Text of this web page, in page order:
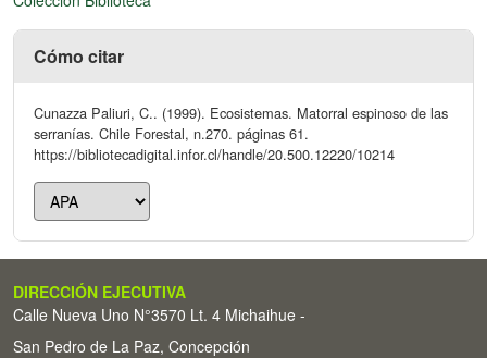
Cómo citar
Cunazza Paliuri, C.. (1999). Ecosistemas. Matorral espinoso de las
serranías. Chile Forestal, n.270. páginas 61.
https://bibliotecadigital.infor.cl/handle/20.500.12220/10214
DIRECCIÓN EJECUTIVA
Calle Nueva Uno N°3570 Lt. 4 Michaihue -
San Pedro de La Paz, Concepción